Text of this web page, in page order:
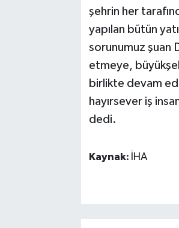
şehrin her
yapılan bütün
sorunumuz şuan
etmeye,
birlikte devam
hayırsever iş
dedi.
Kaynak: İHA